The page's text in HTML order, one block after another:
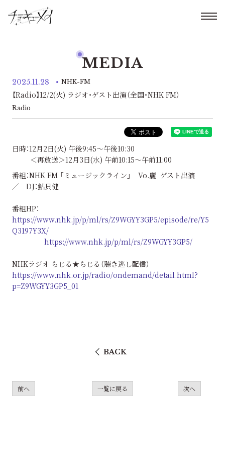
MEDIA
2025.11.28 NHK-FM
【Radio】12/2(火) ラジオ・ゲスト出演（全国・NHK FM）
Radio
日時：12月2日(火) 午後9:45〜午後10:30
＜再放送＞12月3日(水) 午前10:15〜午前11:00
番組：NHK FM 「ミュージックライン」 Vo.麗 ゲスト出演
／ DJ：鮎貝健
番組HP：
https://www.nhk.jp/p/ml/rs/Z9WGYY3GP5/episode/re/Y5
Q3197Y3X/
https://www.nhk.jp/p/ml/rs/Z9WGYY3GP5/
NHKラジオ らじる★らじる（聴き逃し配信）
https://www.nhk.or.jp/radio/ondemand/detail.html?
p=Z9WGYY3GP5_01
BACK
前へ 一覧に戻る 次へ